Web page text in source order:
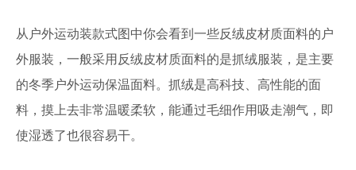
从户外运动装款式图中你会看到一些反绒皮材质面料的户
外服装，一般采用反绒皮材质面料的是抓绒服装，是主要
的冬季户外运动保温面料。抓绒是高科技、高性能的面
料，摸上去非常温暖柔软，能通过毛细作用吸走潮气，即
使湿透了也很容易干。